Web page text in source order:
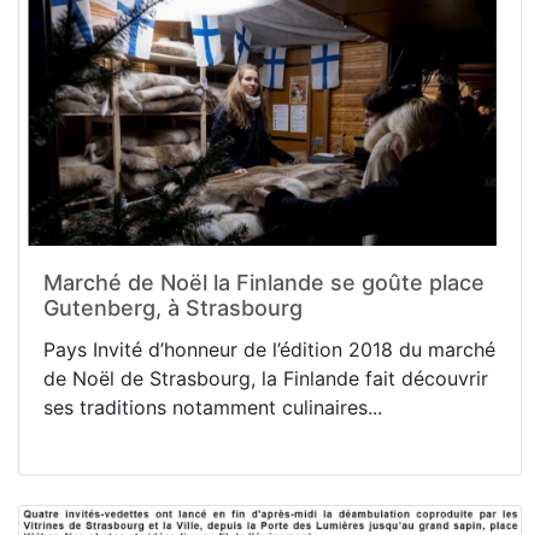
Marché de Noël la Finlande se goûte place
Gutenberg, à Strasbourg
Pays Invité d’honneur de l’édition 2018 du marché
de Noël de Strasbourg, la Finlande fait découvrir
ses traditions notamment culinaires...